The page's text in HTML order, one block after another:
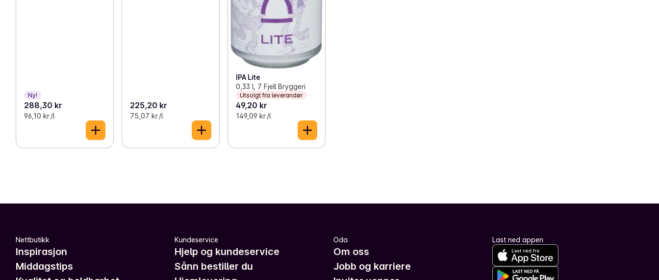
Ny!
288,30 kr
96,10 kr /l
225,20 kr
75,07 kr /l
IPA Lite
0,33 l, 7 Fjell Bryggeri
Utsolgt fra leverandør
49,20 kr
149,09 kr /l
Nettbutikk
Inspirasjon
Middagstips
Kundeservice
Hjelp og kundeservice
Sånn bestiller du
Oda
Om oss
Jobb og karriere
Last ned appen